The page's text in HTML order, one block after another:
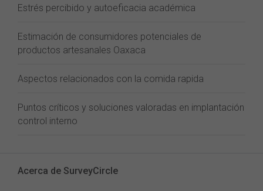
Estrés percibido y autoeficacia académica
Estimación de consumidores potenciales de
productos artesanales Oaxaca
Aspectos relacionados con la comida rapida
Puntos críticos y soluciones valoradas en implantación
control interno
Acerca de SurveyCircle